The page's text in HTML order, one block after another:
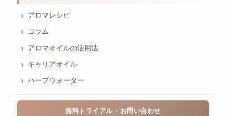
アロマレシピ
コラム
アロマオイルの活用法
キャリアオイル
ハーブウォーター
無料トライアル・お問い合わせ